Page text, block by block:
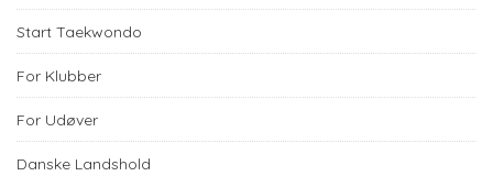
Start Taekwondo
For Klubber
For Udøver
Danske Landshold